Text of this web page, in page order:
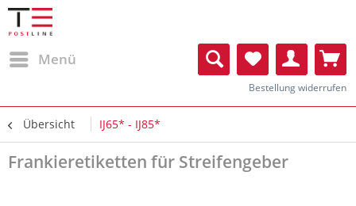
Menü
Bestellung widerrufen
Übersicht IJ65* - IJ85*
Frankieretiketten für Streifengeber